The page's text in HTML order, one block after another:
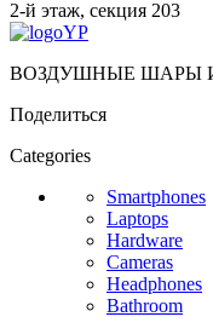
2-й этаж, секция 203
ВОЗДУШНЫЕ ШАРЫ
Поделиться
Categories
Smartphones
Laptops
Hardware
Cameras
Headphones
Bathroom